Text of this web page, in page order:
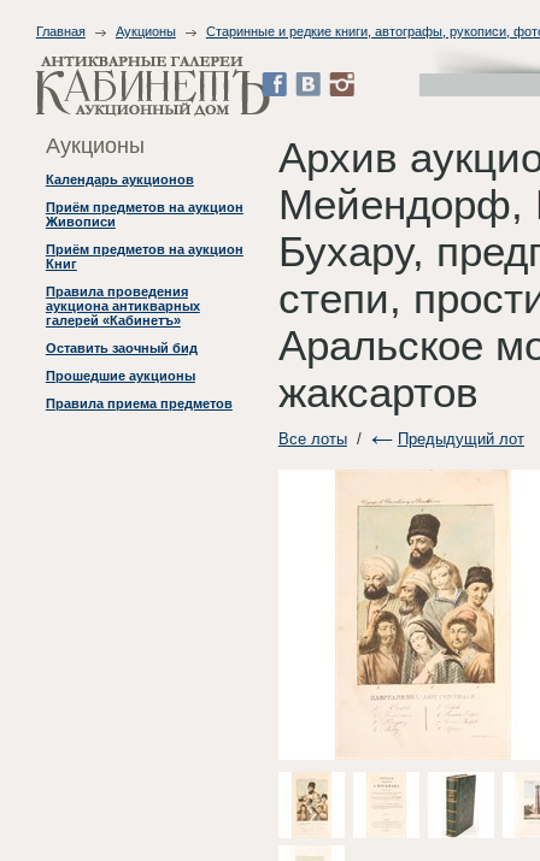
Главная Аукционы Старинные и редкие книги, автографы, рукописи,
Аукционы
Календарь аукционов
Приём предметов на аукцион
Живописи
Приём предметов на аукцион
Книг
Правила проведения
аукциона антикварных
галерей «Кабинетъ»
Оставить заочный бид
Прошедшие аукционы
Правила приема предметов
Архив
Мейендорф,
Бухару,
степи,
Аральское
жаксартов
Все лоты/ Предыдущий лот